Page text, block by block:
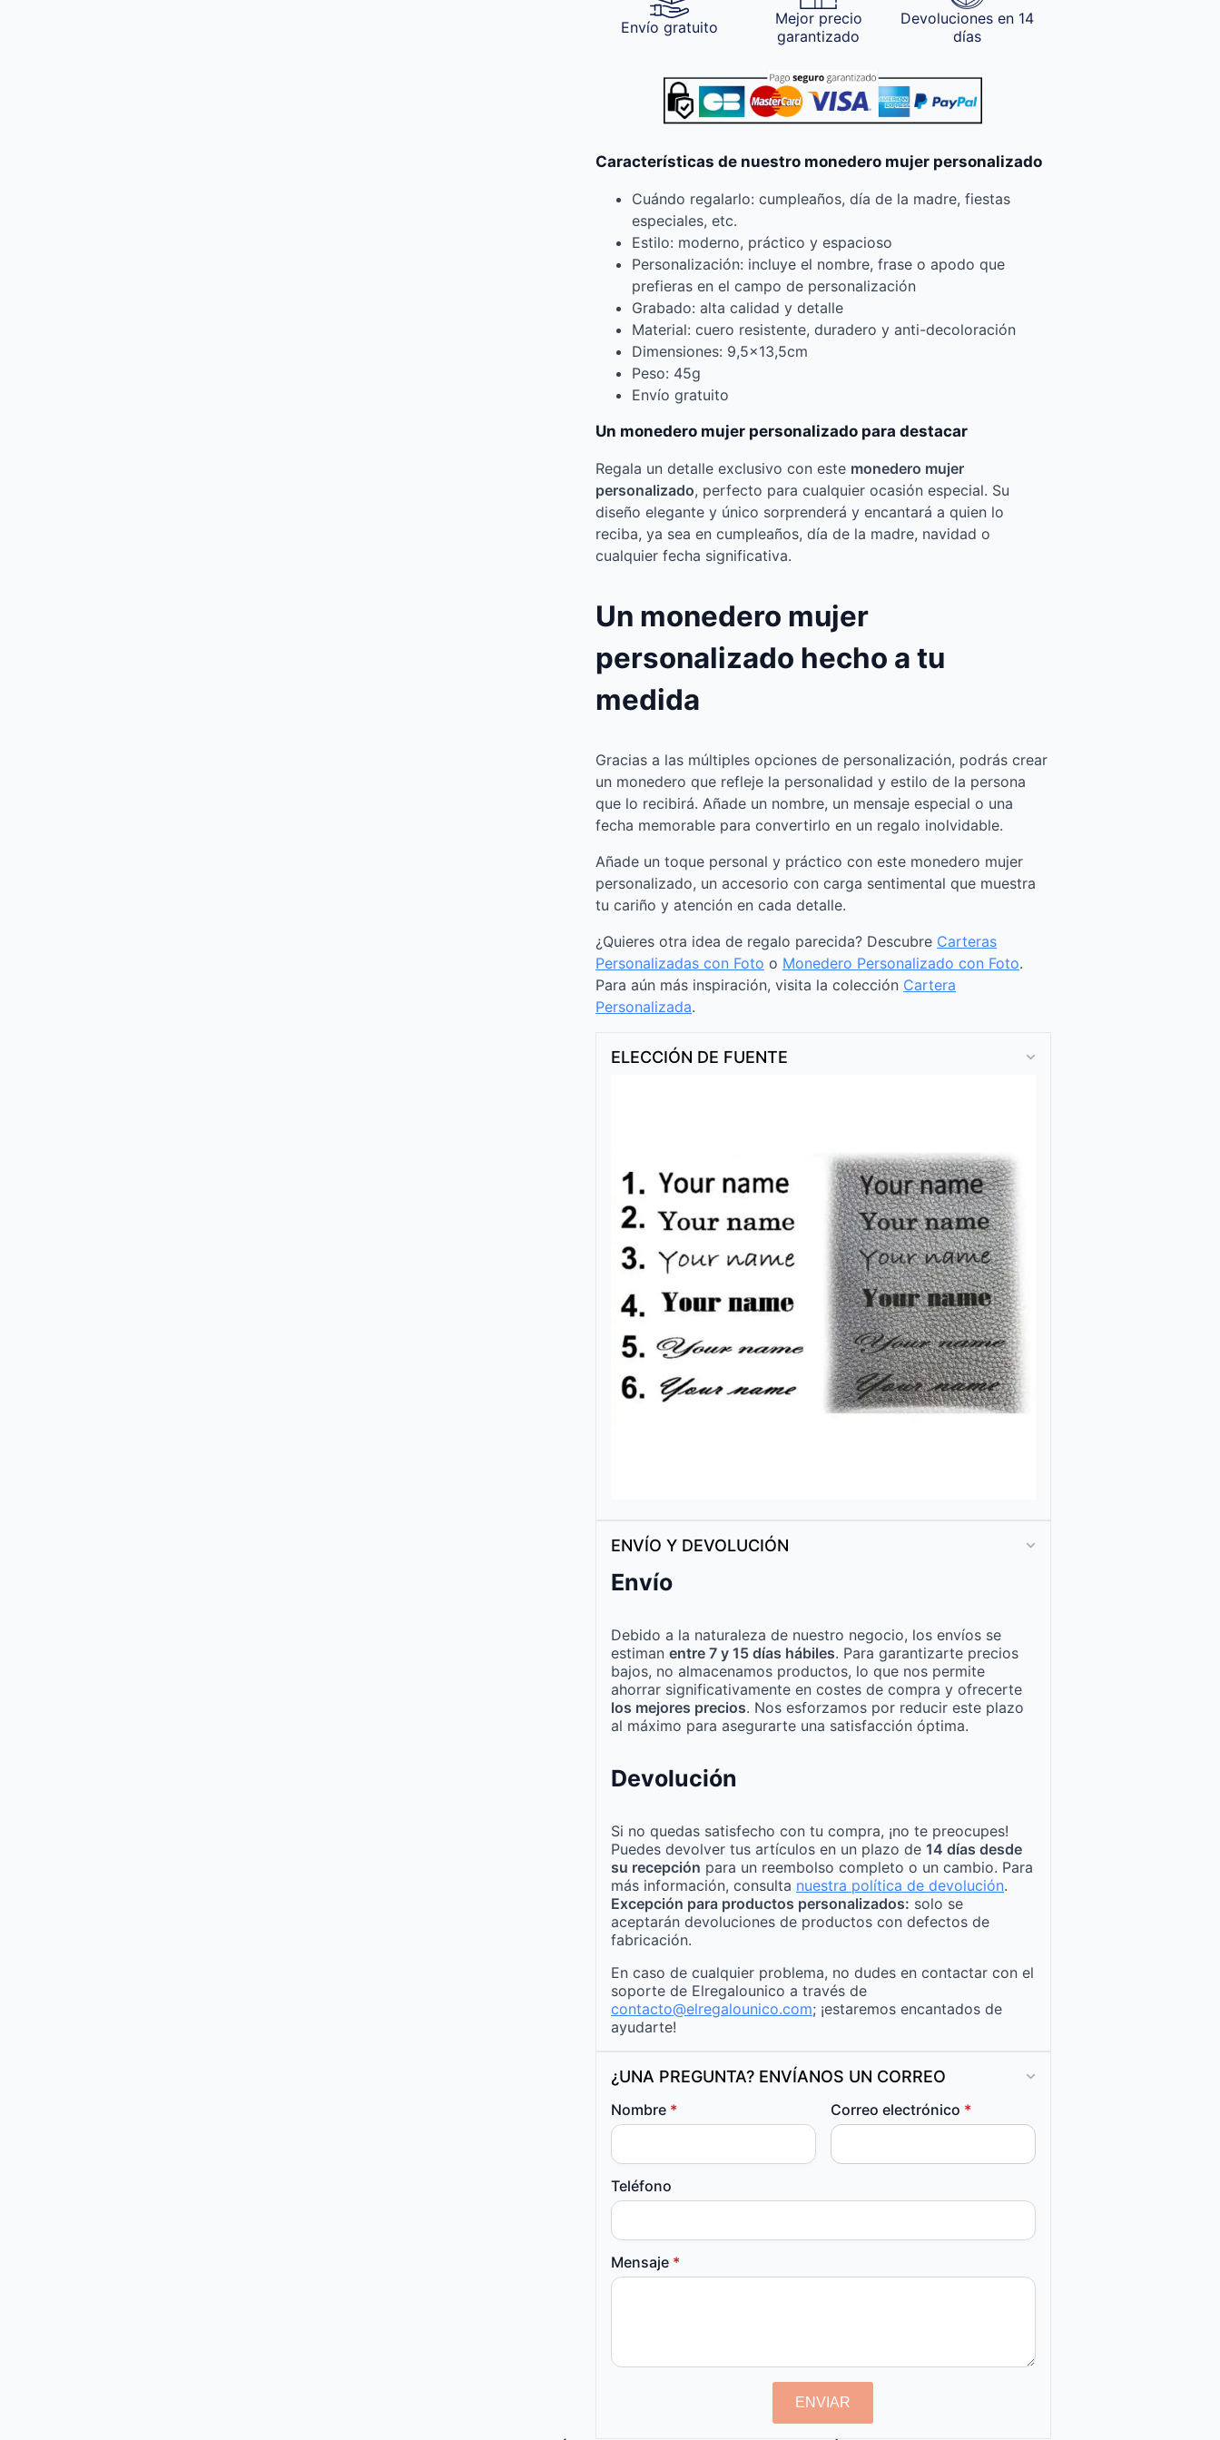
Envío gratuito
Mejor precio
garantizado
Devoluciones en 14
días
Características de nuestro monedero mujer personalizado
Cuándo regalarlo: cumpleaños, día de la madre, fiestas
especiales, etc.
Estilo: moderno, práctico y espacioso
Personalización: incluye el nombre, frase o apodo que
prefieras en el campo de personalización
Grabado: alta calidad y detalle
Material: cuero resistente, duradero y anti-decoloración
Dimensiones: 9,5×13,5cm
Peso: 45g
Envío gratuito
Un monedero mujer personalizado para destacar
Regala un detalle exclusivo con este monedero mujer
personalizado, perfecto para cualquier ocasión especial. Su
diseño elegante y único sorprenderá y encantará a quien lo
reciba, ya sea en cumpleaños, día de la madre, navidad o
cualquier fecha significativa.
Un monedero mujer
personalizado hecho a tu
medida
Gracias a las múltiples opciones de personalización, podrás crear
un monedero que refleje la personalidad y estilo de la persona
que lo recibirá. Añade un nombre, un mensaje especial o una
fecha memorable para convertirlo en un regalo inolvidable.
Añade un toque personal y práctico con este monedero mujer
personalizado, un accesorio con carga sentimental que muestra
tu cariño y atención en cada detalle.
¿Quieres otra idea de regalo parecida? Descubre Carteras
Personalizadas con Foto o Monedero Personalizado con Foto.
Para aún más inspiración, visita la colección Cartera
Personalizada.
ELECCIÓN DE FUENTE
ENVÍO Y DEVOLUCIÓN
Envío
Debido a la naturaleza de nuestro negocio, los envíos se
estiman entre 7 y 15 días hábiles. Para garantizarte precios
bajos, no almacenamos productos, lo que nos permite
ahorrar significativamente en costes de compra y ofrecerte
los mejores precios. Nos esforzamos por reducir este plazo
al máximo para asegurarte una satisfacción óptima.
Devolución
Si no quedas satisfecho con tu compra, ¡no te preocupes!
Puedes devolver tus artículos en un plazo de 14 días desde
su recepción para un reembolso completo o un cambio. Para
más información, consulta nuestra política de devolución.
Excepción para productos personalizados: solo se
aceptarán devoluciones de productos con defectos de
fabricación.
En caso de cualquier problema, no dudes en contactar con el
soporte de Elregalounico a través de
contacto@elregalounico.com; ¡estaremos encantados de
ayudarte!
¿UNA PREGUNTA? ENVÍANOS UN CORREO
Nombre * Correo electrónico *
Teléfono
Mensaje *
ENVIAR